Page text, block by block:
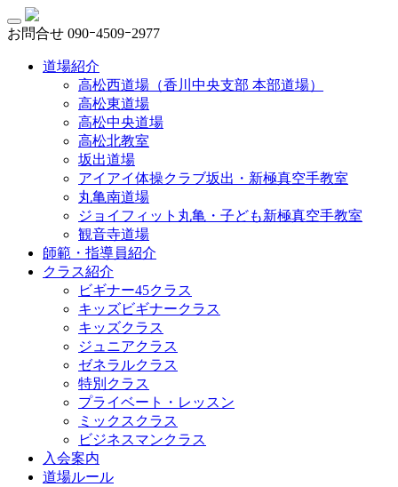
お問合せ 090ｰ4509ｰ2977
道場紹介
高松西道場（香川中央支部 本部道場）
高松東道場
高松中央道場
高松北教室
坂出道場
アイアイ体操クラブ坂出・新極真空手教室
丸亀南道場
ジョイフィット丸亀・子ども新極真空手教室
観音寺道場
師範・指導員紹介
クラス紹介
ビギナー45クラス
キッズビギナークラス
キッズクラス
ジュニアクラス
ゼネラルクラス
特別クラス
プライベート・レッスン
ミックスクラス
ビジネスマンクラス
入会案内
道場ルール